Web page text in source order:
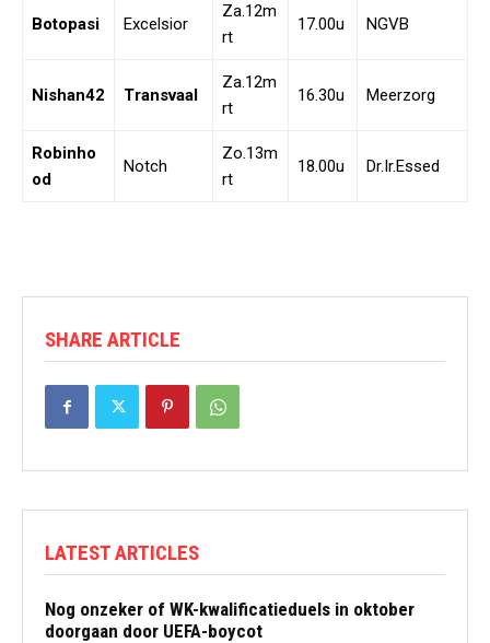
Botopasi Excelsior
Za.12m
rt
17.00u NGVB
Nishan42 Transvaal
Za.12m
rt
16.30u Meerzorg
Robinho
od
Notch
Zo.13m
rt
18.00u Dr.Ir.Essed
SHARE ARTICLE
LATEST ARTICLES
Nog onzeker of WK-kwalificatieduels in oktober
doorgaan door UEFA-boycot